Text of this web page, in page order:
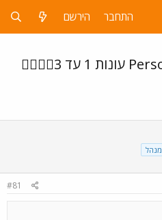
התחבר הירשם
🕵️‍♂️🕵️‍♂️🕵️‍♂️ Person of Interest עונות 1 עד 3🕵️‍♂️🕵️‍♂️
מנהל
#81